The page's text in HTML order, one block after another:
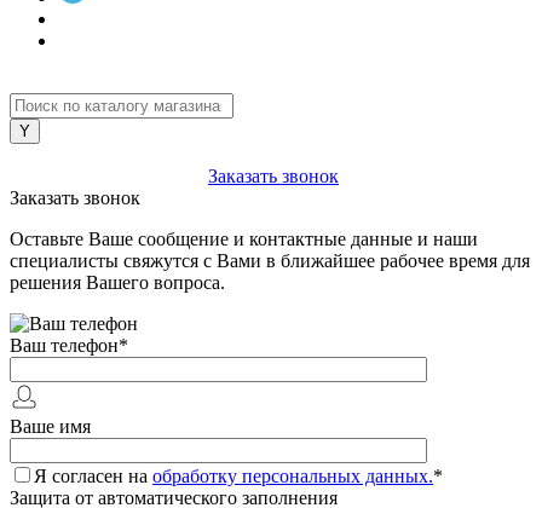
Заказать звонок
Заказать звонок
Оставьте Ваше сообщение и контактные данные и наши
специалисты свяжутся с Вами в ближайшее рабочее время для
решения Вашего вопроса.
Ваш телефон*
Ваше имя
Я согласен на обработку персональных данных.*
Защита от автоматического заполнения